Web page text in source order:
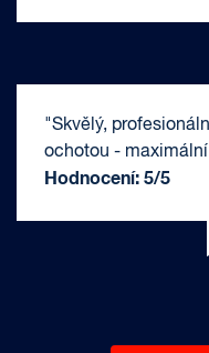
"Skvělý,
ochotou -
Hodnocení: 5/5